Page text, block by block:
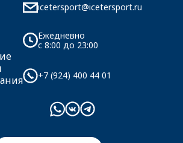
icetersport@icetersport.ru
Ежедневно
c 8:00 до 23:00
+7 (924) 400 44 01